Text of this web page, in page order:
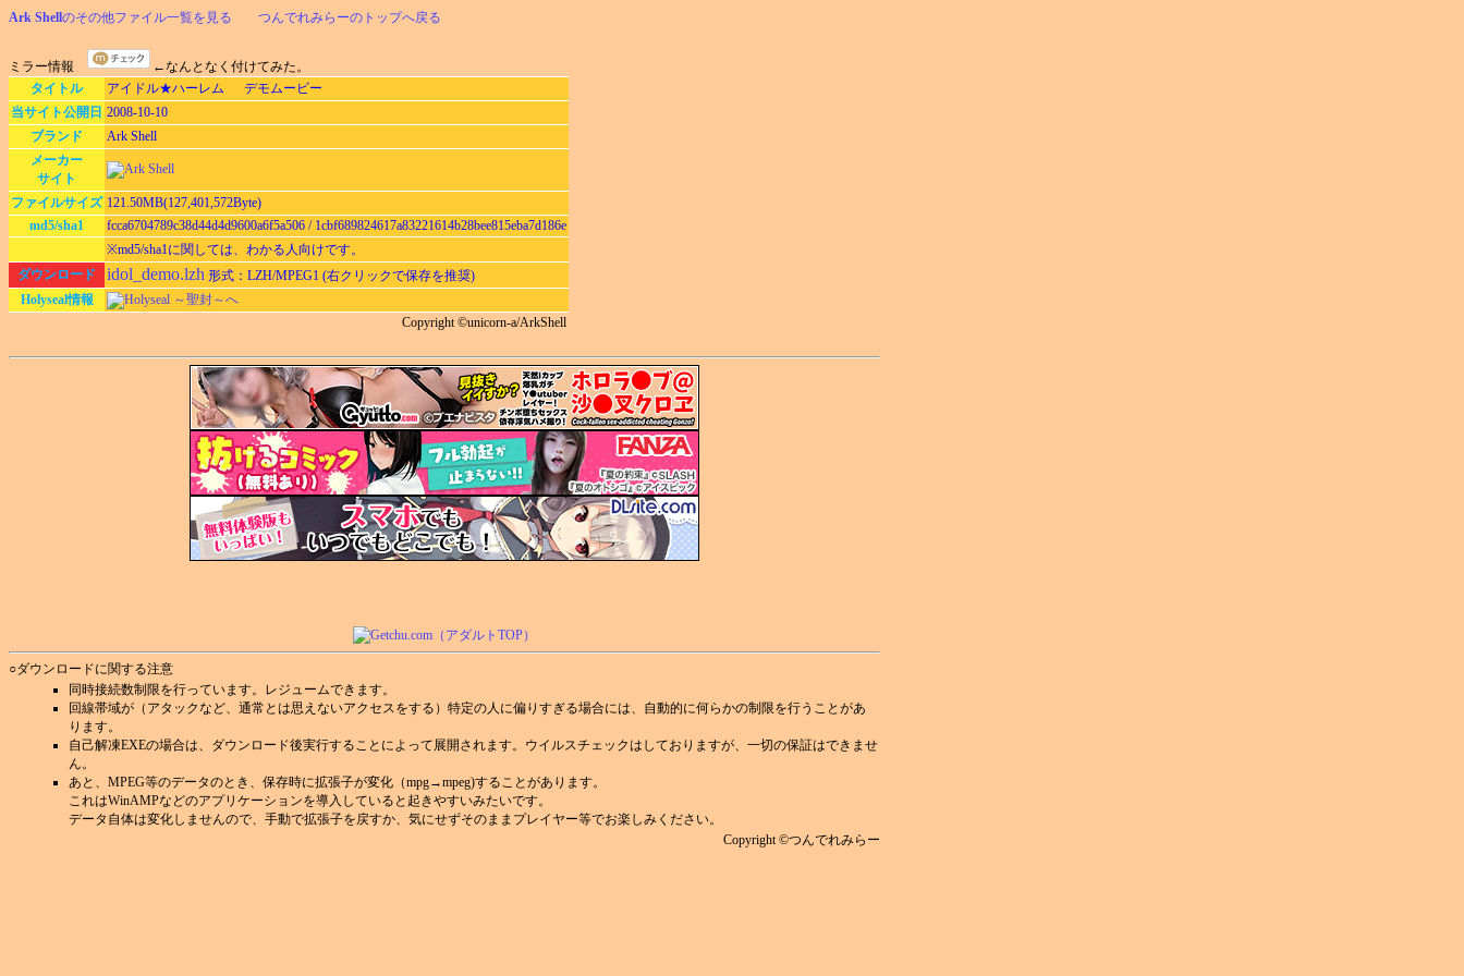
Ark Shellのその他ファイル一覧を見る つんでれみらーのトップへ戻る
ミラー情報
←なんとなく付けてみた。
タイトル
アイドル★ハーレム デモムービー
当サイト公開日 2008-10-10
ブランド
Ark Shell
メーカー
サイト
ファイルサイズ 121.50MB(127,401,572Byte)
md5/sha1
fcca6704789c38d44d4d9600a6f5a506 / 1cbf689824617a83221614b28bee815eba7d186e
※md5/sha1に関しては、わかる人向けです。
ダウンロード
idol_demo.lzh 形式：LZH/MPEG1 (右クリックで保存を推奨)
Holyseal情報
Holyseal ～聖封～へ
Copyright ©unicorn-a/ArkShell
○ダウンロードに関する注意
同時接続数制限を行っています。レジュームできます。
回線帯域が（アタックなど、通常とは思えないアクセスをする）特定の人に偏りすぎる場合には、自動的に何らかの制限を行うことがあ
ります。
自己解凍EXEの場合は、ダウンロード後実行することによって展開されます。ウイルスチェックはしておりますが、一切の保証はできませ
ん。
あと、MPEG等のデータのとき、保存時に拡張子が変化（mpg→mpeg)することがあります。
これはWinAMPなどのアプリケーションを導入していると起きやすいみたいです。
データ自体は変化しませんので、手動で拡張子を戻すか、気にせずそのままプレイヤー等でお楽しみください。
Copyright ©つんでれみらー